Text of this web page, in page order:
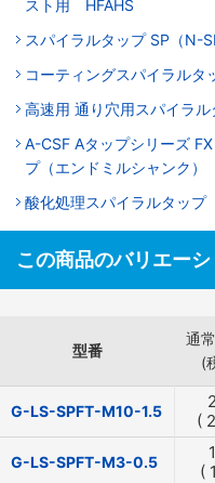
スト用 HFAHS
スパイラルタップ SP（N-
コーティングスパイラルタ
高速用 通り穴用スパイラ
A-CSF Aタップシリーズ
プ（エンドミルシャンク）
酸化処理スパイラルタップ
この商品のバリエー
型番
通
(
G-LS-SPFT-M10-1.5
(
G-LS-SPFT-M3-0.5
(